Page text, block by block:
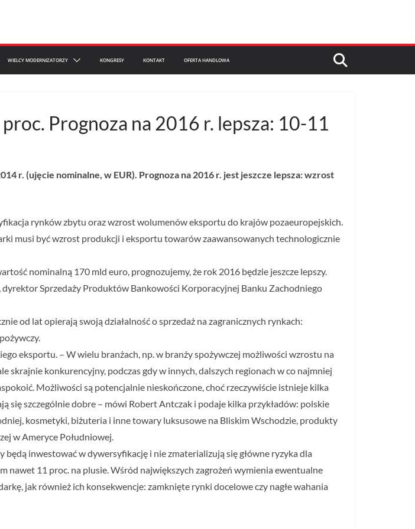
WIELCY MODERNIZATORZY KONGRESY KONTAKT OFERTA HANDLOWA
Prognoza na 2016 r. lepsza: 10-11
r. (ujęcie nominalne, w EUR). Prognoza na 2016 r. jest jeszcze lepsza: wzrost
rynków zbytu oraz wzrost wolumenów eksportu do krajów pozaeuropejskich.
musi być wzrost produkcji i eksportu towarów zaawansowanych technologicznie
nominalną 170 mld euro, prognozujemy, że rok 2016 będzie jeszcze lepszy.
Sprzedaży Produktów Bankowości Korporacyjnej Banku Zachodniego
od lat opierają swoją działalność o sprzedaż na zagranicznych rynkach:
eksportu. – W wielu branżach, np. w branży spożywczej możliwości wzrostu na
skrajnie konkurencyjny, podczas gdy w innych, dalszych regionach w co najmniej
Możliwości są potencjalnie nieskończone, choć rzeczywiście istnieje kilka
się szczególnie dobre – mówi Robert Antczak i podaje kilka przykładów: polskie
kosmetyki, biżuteria i inne towary luksusowe na Bliskim Wschodzie, produkty
w Ameryce Południowej.
inwestować w dywersyfikację i nie zmaterializują się główne ryzyka dla
nawet 11 proc. na plusie. Wśród największych zagrożeń wymienia ewentualne
jak również ich konsekwencje: zamknięte rynki docelowe czy nagłe wahania